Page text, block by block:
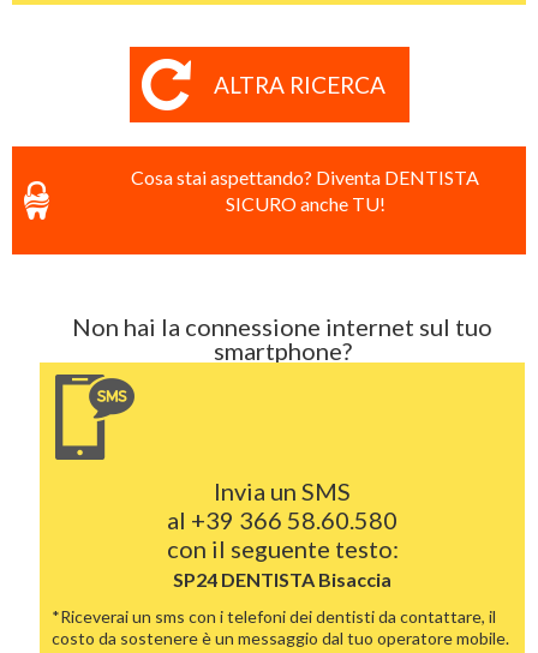
ALTRA RICERCA
Cosa stai aspettando? Diventa DENTISTA
SICURO anche TU!
Non hai la connessione internet sul tuo
smartphone?
Invia un SMS
al +39 366 58.60.580
con il seguente testo:
SP24 DENTISTA Bisaccia
*Riceverai un sms con i telefoni dei dentisti da contattare, il
costo da sostenere è un messaggio dal tuo operatore mobile.